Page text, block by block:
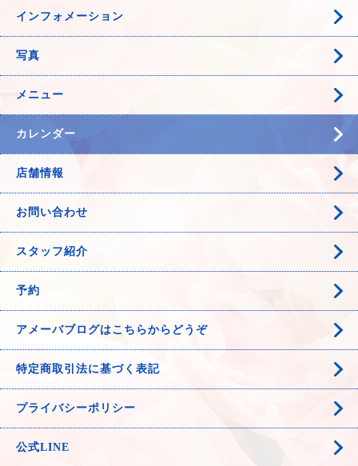
インフォメーション
写真
メニュー
カレンダー
店舗情報
お問い合わせ
スタッフ紹介
予約
アメーバブログはこちらからどうぞ
特定商取引法に基づく表記
プライバシーポリシー
公式LINE